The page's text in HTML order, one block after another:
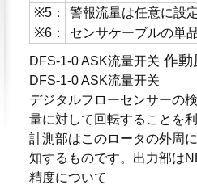
※5：
警報流量は任意に設
※6：
センサケーブルの単
DFS-1-0ASK流量开关 作動
DFS-1-0ASK流量开关
デジタルフローセンサーの
量に対して回転することを
計測部はこのロータの外周
知するものです。出力部は
精度について